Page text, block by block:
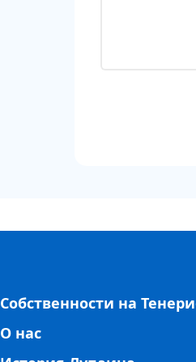
Собственности на
О нас